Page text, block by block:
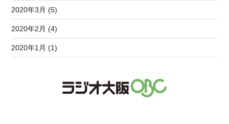
2020年3月 (5)
2020年2月 (4)
2020年1月 (1)